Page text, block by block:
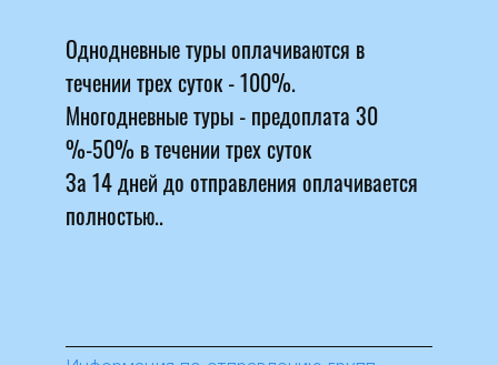
Однодневные туры оплачиваются в
течении трех суток - 100%.
Многодневные туры - предоплата 30
%-50% в течении трех суток
За 14 дней до отправления оплачивается
полностью..